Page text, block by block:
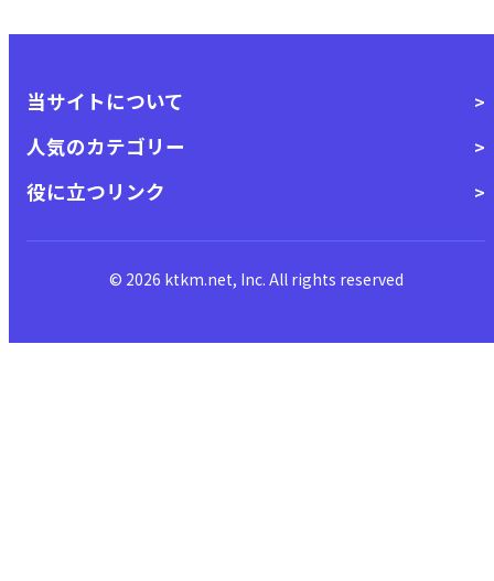
当サイトについて
人気のカテゴリー
役に立つリンク
© 2026 ktkm.net, Inc. All rights reserved